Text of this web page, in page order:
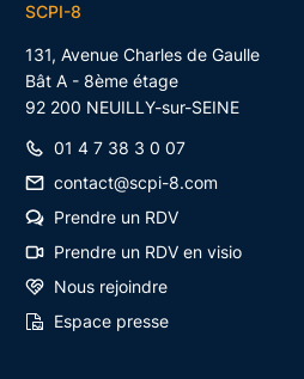
SCPI-8
131, Avenue Charles de Gaulle
Bât A - 8ème étage
92 200 NEUILLY-sur-SEINE
01 4 7 38 3 0 07
contact@scpi-8.com
Prendre un RDV
Prendre un RDV en visio
Nous rejoindre
Espace presse